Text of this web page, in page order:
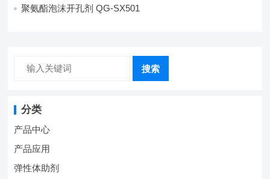
聚氨酯泡沫开孔剂 QG-SX501
搜索
分类
产品中心
产品应用
弹性体助剂